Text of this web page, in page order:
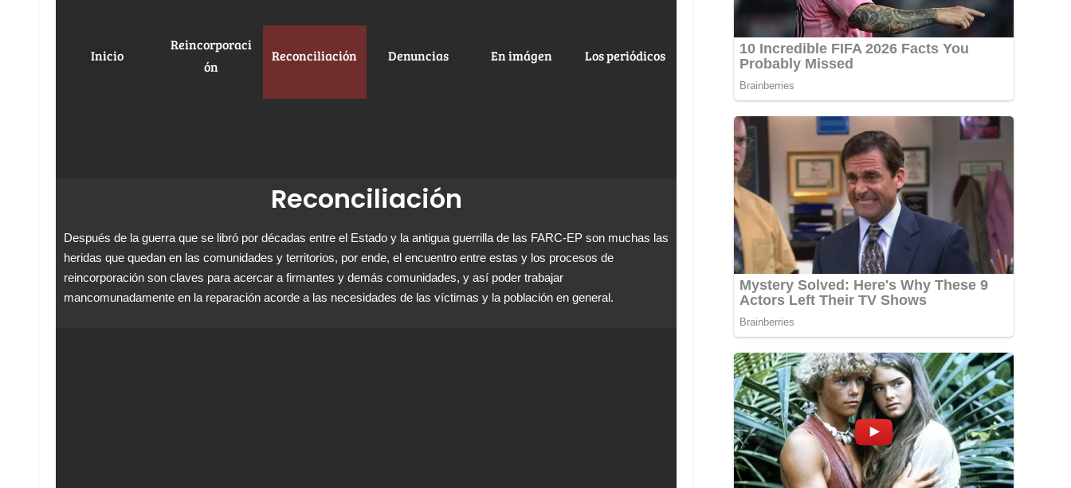
Inicio
Reincorporaci
ón
Reconciliación Denuncias En imágen Los periódicos
Reconciliación
Después de la guerra que se libró por décadas entre el Estado y la antigua guerrilla de las FARC-EP son muchas las
heridas que quedan en las comunidades y territorios, por ende, el encuentro entre estas y los procesos de
reincorporación son claves para acercar a firmantes y demás comunidades, y así poder trabajar
mancomunadamente en la reparación acorde a las necesidades de las víctimas y la población en general.